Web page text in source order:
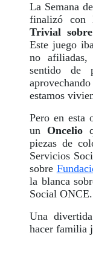
La Semana
finalizó con
Trivial
Este juego
no
sentido de
estamos
Pero en esta
un Oncelio
piezas de
Servicios
sobre
la blanca
Social ONCE.
Una
hacer familia